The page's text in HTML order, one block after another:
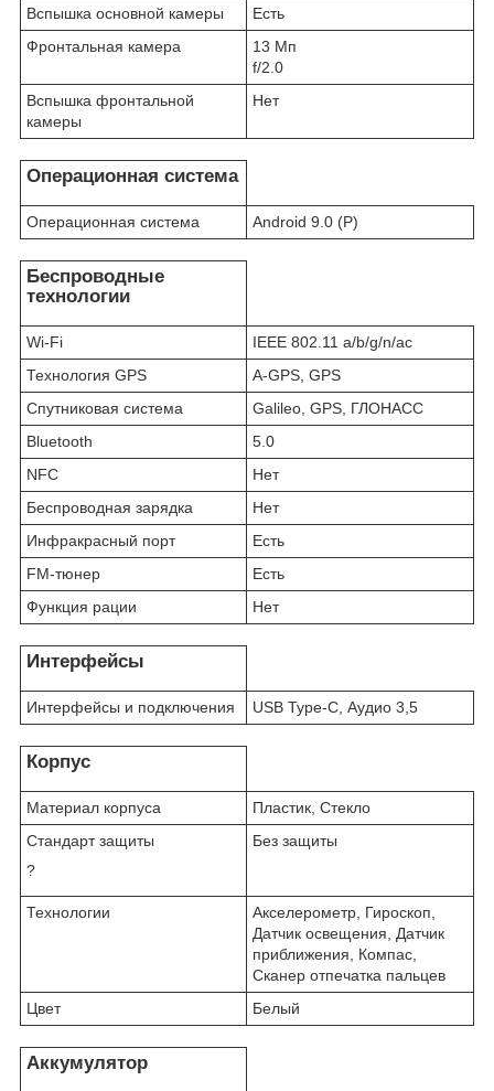
Вспышка основной камеры
Есть
Фронтальная камера
13 Мп
f/2.0
Вспышка фронтальной
камеры
Нет
Операционная система
Операционная система Android 9.0 (P)
Беспроводные
технологии
Wi-Fi
IEEE 802.11 a/b/g/n/ac
Технология GPS
A-GPS, GPS
Спутниковая система
Galileo, GPS, ГЛОНАСС
Bluetooth
5.0
NFC
Нет
Беспроводная зарядка
Нет
Инфракрасный порт
Есть
FM-тюнер
Есть
Функция рации
Нет
Интерфейсы
Интерфейсы и подключения USB Type-C, Аудио 3,5
Корпус
Материал корпуса
Пластик, Стекло
Стандарт защиты
?
Без защиты
Технологии
Акселерометр, Гироскоп,
Датчик освещения, Датчик
приближения, Компас,
Сканер отпечатка пальцев
Цвет
Белый
Аккумулятор